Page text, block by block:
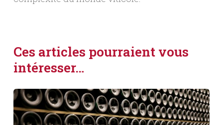
Ces articles pourraient vous
intéresser…